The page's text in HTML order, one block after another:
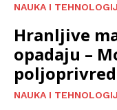
NAUKA I
Hranljive
opadaju –
NAUKA I